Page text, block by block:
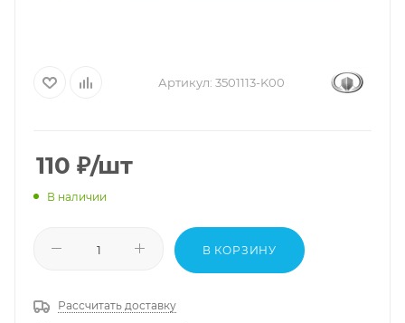
Артикул: 3501113-K00
110 ₽/шт
В наличии
В КОРЗИНУ
Рассчитать доставку